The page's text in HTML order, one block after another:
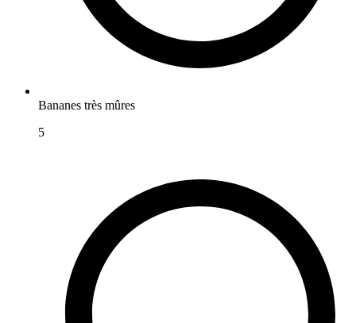
Bananes très mûres
5